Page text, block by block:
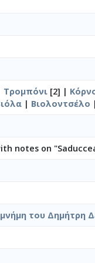
22]
15]
Τρομπόνι [2] |
| Βιολοντσέλο |
notes on
του Δημήτρη